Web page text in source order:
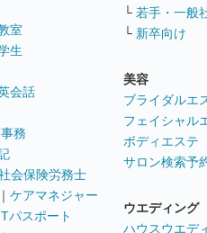
室
生
会話
務
会保険労務士
｜ ケアマネジャー
パスポート
└ 若手・一般
└ 新卒向け
美容
ブライダルエ
フェイシャル
ボディエステ
サロン検索予
ウエディング
ハウスウエデ